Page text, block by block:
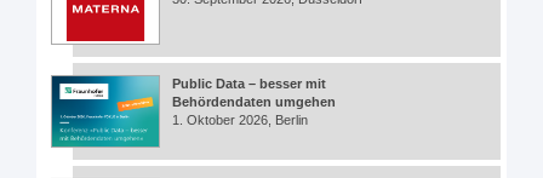
Public Data – besser mit
Behördendaten umgehen
1. Oktober 2026, Berlin